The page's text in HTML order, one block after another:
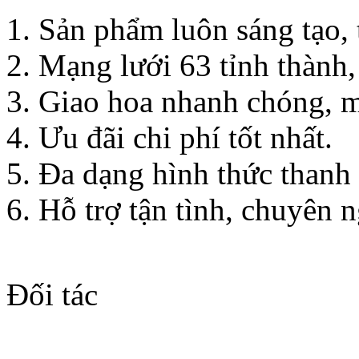
Sản phẩm luôn sáng
Mạng lưới 63 tỉnh
Giao hoa nhanh chóng,
Ưu đãi chi phí tốt nhất.
Đa dạng hình thức
Hỗ trợ tận tình, chuyên
Đối tác